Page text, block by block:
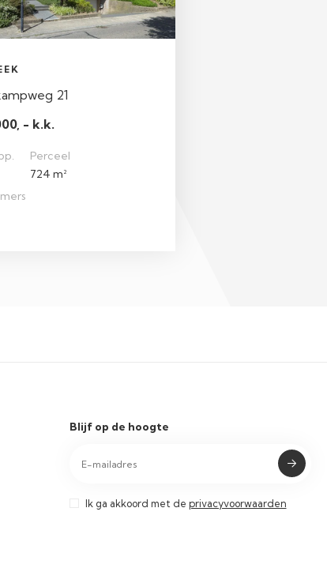
21
- k.k.
Perceel
724 m²
Blijf op de hoogte
Ik ga akkoord met de privacyvoorwaarden